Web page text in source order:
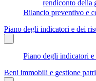
rendiconto della
Bilancio preventivo e
Piano degli indicatori e dei
Piano degli indicatori
Beni immobili e gestione